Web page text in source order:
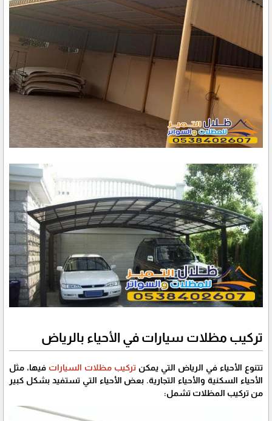
تركيب مظلات سيارات في الأحياء بالرياض
تتنوع الأحياء في الرياض التي يمكن تركيب مظلات السيارات فيها، مثل
الأحياء السكنية والأحياء التجارية. بعض الأحياء التي تستفيد بشكل كبير
من تركيب المظلات تشمل: